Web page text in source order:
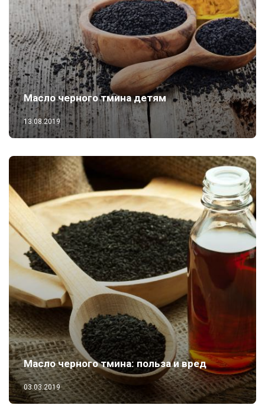
Масло черного тмина детям
13.08.2019
Масло черного тмина: польза и вред
03.03.2019